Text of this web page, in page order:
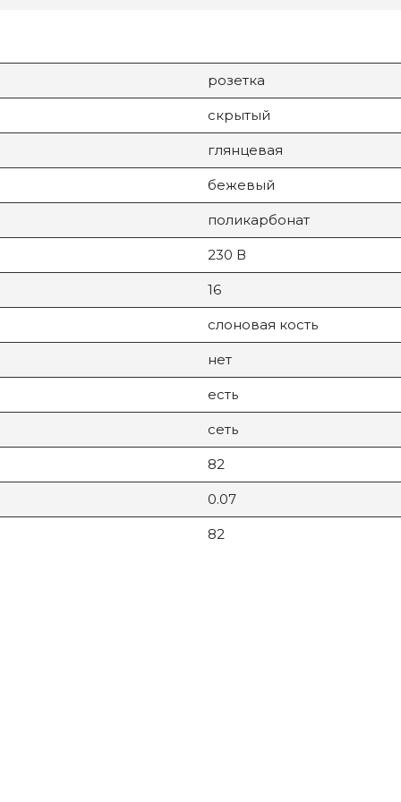
розетка
скрытый
глянцевая
бежевый
поликарбонат
230 В
16
слоновая кость
нет
есть
сеть
82
0.07
82